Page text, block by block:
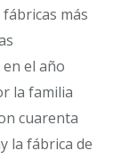
más
el año
la familia
cuarenta
la fábrica de